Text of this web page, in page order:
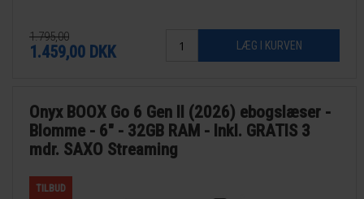
1.795,00
1.459,00 DKK
Onyx BOOX Go 6 Gen II (2026) ebogslæser -
Blomme - 6" - 32GB RAM - Inkl. GRATIS 3
mdr. SAXO Streaming
TILBUD